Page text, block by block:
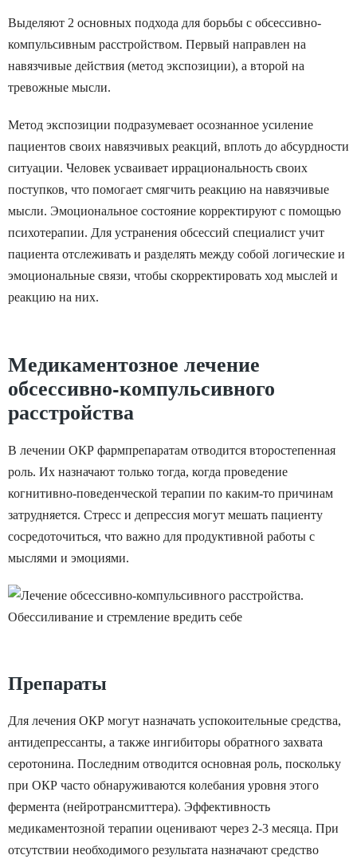
Выделяют 2 основных подхода для борьбы с обсессивно-
компульсивным расстройством. Первый направлен на
навязчивые действия (метод экспозиции), а второй на
тревожные мысли.
Метод экспозиции подразумевает осознанное усиление
пациентов своих навязчивых реакций, вплоть до абсурдности
ситуации. Человек усваивает иррациональность своих
поступков, что помогает смягчить реакцию на навязчивые
мысли. Эмоциональное состояние корректируют с помощью
психотерапии. Для устранения обсессий специалист учит
пациента отслеживать и разделять между собой логические и
эмоциональные связи, чтобы скорректировать ход мыслей и
реакцию на них.
Медикаментозное лечение
обсессивно-компульсивного
расстройства
В лечении ОКР фармпрепаратам отводится второстепенная
роль. Их назначают только тогда, когда проведение
когнитивно-поведенческой терапии по каким-то причинам
затрудняется. Стресс и депрессия могут мешать пациенту
сосредоточиться, что важно для продуктивной работы с
мыслями и эмоциями.
Препараты
Для лечения ОКР могут назначать успокоительные средства,
антидепрессанты, а также ингибиторы обратного захвата
серотонина. Последним отводится основная роль, поскольку
при ОКР часто обнаруживаются колебания уровня этого
фермента (нейротрансмиттера). Эффективность
медикаментозной терапии оценивают через 2-3 месяца. При
отсутствии необходимого результата назначают средство